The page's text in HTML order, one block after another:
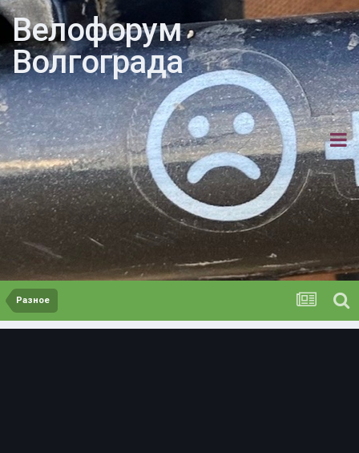
Велофорум
Волгограда
Разное